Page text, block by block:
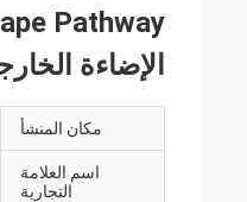
الإضاءة
مكان المنشأ
اسم العلامة
التجارية